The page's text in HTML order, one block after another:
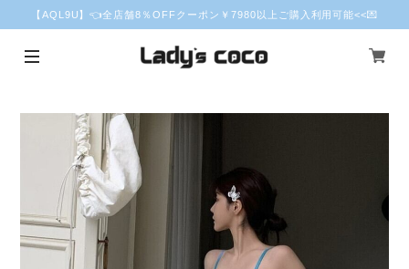
【AQL9U】👈全店舗8％OFFクーポン￥7980以上ご購入利用可能<<💌